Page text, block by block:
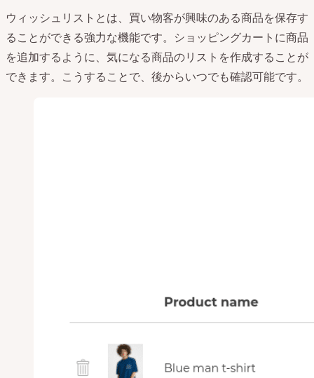
動
画
を
再
ウィッシュリストとは、買い物客が興味のある商品を保存す
ることができる強力な機能です。ショッピングカートに商品
を追加するように、気になる商品のリストを作成することが
できます。こうすることで、後からいつでも確認可能です。